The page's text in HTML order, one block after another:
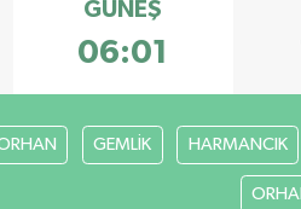
GÜNEŞ
06:01
GEMLİK HARMANCIK